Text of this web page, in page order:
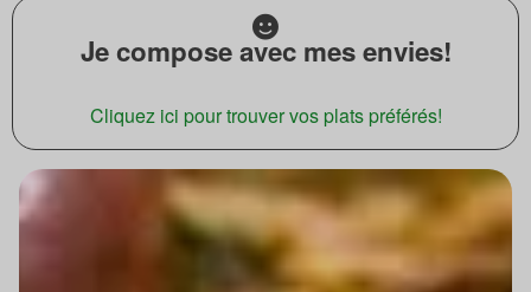
Je compose avec mes envies!
Cliquez ici pour trouver vos plats préférés!